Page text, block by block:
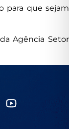
para que sejam
Agência Setor